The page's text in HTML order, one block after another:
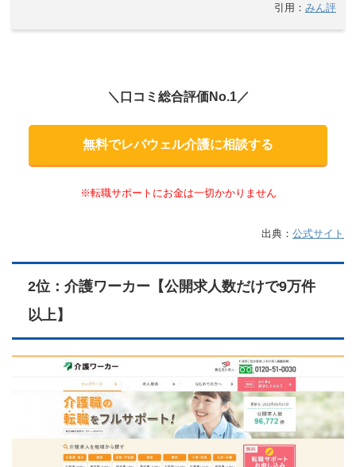
引用： みん評
＼口コミ総合評価No.1／
無料でレバウェル介護に相談する
※転職サポートにお金は一切かかりません
出典： 公式サイト
2位：介護ワーカー【公開求人数だけで9万件
以上】